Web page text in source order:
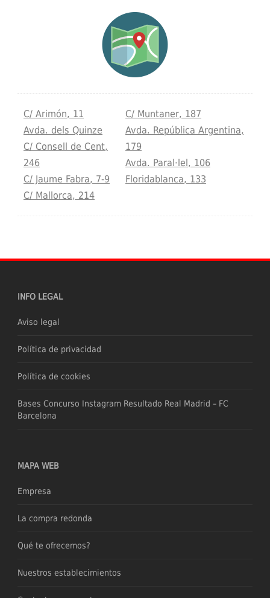
C/ Arimón, 11
Avda. dels Quinze
C/ Consell de Cent,
246
C/ Jaume Fabra, 7-9
C/ Mallorca, 214
C/ Muntaner, 187
Avda. República Argentina,
179
Avda. Paral·lel, 106
Floridablanca, 133
INFO LEGAL
Aviso legal
Política de privacidad
Política de cookies
Bases Concurso Instagram Resultado Real Madrid – FC
Barcelona
MAPA WEB
Empresa
La compra redonda
Qué te ofrecemos?
Nuestros establecimientos